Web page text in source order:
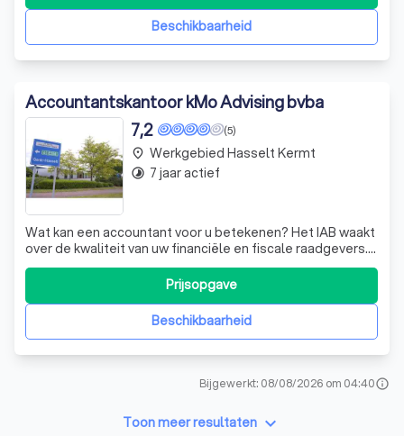
Beschikbaarheid
Accountantskantoor kMo Advising bvba
(5)
7,2
Wat kan een accountant voor u betekenen? Het IAB waakt
over de kwaliteit van uw financiële en fiscale raadgevers.
Het takenpakket van de accountant en de
belastingconsulent blijft evolueren en uitbreiden. Om te
waken over de uitstekende kwaliteit van hun advies, riep
de overheid een wettelijke toezi
Beschikbaarheid
Prijsopgave
place Werkgebied Hasselt Kermt
timelapse 7 jaar actief
Bijgewerkt: 08/08/2026 om 04:40info
Toon meer resultaten keyboard_arrow_down